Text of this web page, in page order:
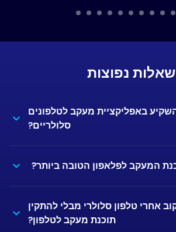
שאלות נפוצות
באפליקציית מעקב לטלפונים
סלולריים?
המעקב לפלאפון הטובה ביותר?
אחרי טלפון סלולרי מבלי להתקין
תוכנת מעקב לטלפון?